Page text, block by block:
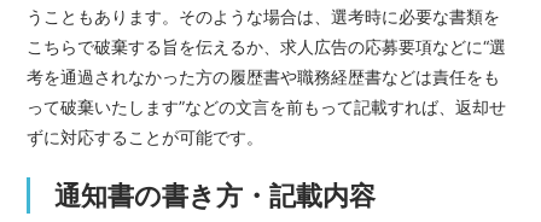
うこともあります。そのような場合は、選考時に必要な書類を
こちらで破棄する旨を伝えるか、求人広告の応募要項などに“選
考を通過されなかった方の履歴書や職務経歴書などは責任をも
って破棄いたします”などの文言を前もって記載すれば、返却せ
ずに対応することが可能です。
通知書の書き方・記載内容